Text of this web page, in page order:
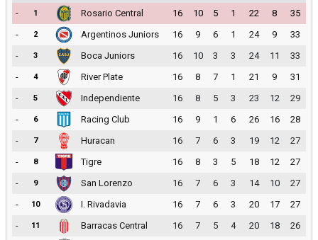
-
1 Rosario Central 16 10 5 1 22 8
35
-
2 Argentinos Juniors 16 9 6 1 24 9
33
-
3 Boca Juniors 16 10 3 3 24 11
33
-
4 River Plate 16 8 7 1 21 9
31
-
5 Independiente 16 8 5 3 23 12
29
-
6 Racing Club 16 9 1 6 26 16
28
-
7 Huracan 16 7 6 3 19 12
27
-
8 Tigre 16 8 3 5 18 12
27
-
9 San Lorenzo 16 7 6 3 14 10
27
-
10 I. Rivadavia 16 7 6 3 20 17
27
-
11 Barracas Central 16 7 5 4 20 18
26